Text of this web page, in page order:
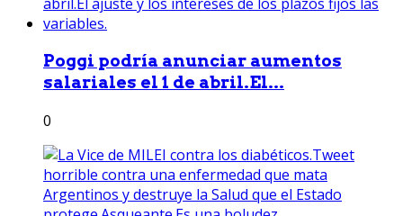
Poggi podría anunciar aumentos
salariales el 1 de abril.El...
0